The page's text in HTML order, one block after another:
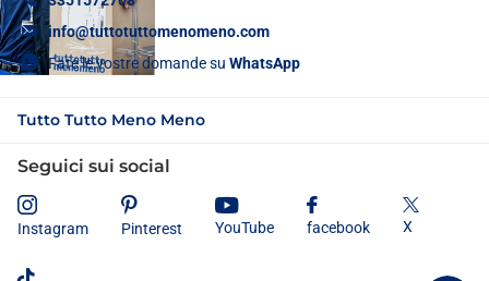
info@tuttotuttomenomeno.com
Fate le vostre domande su WhatsApp
Tutto Tutto Meno Meno
Seguici sui social
Instagram Pinterest YouTube facebook X